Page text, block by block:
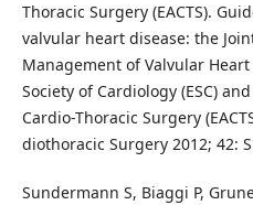
Thoracic Surgery (EACTS).
valvular heart disease: the
Management of Valvular
Society of Cardiology (ESC)
Cardio-Thoracic Surgery
diothoracic Surgery 2012; 42:
Sundermann S, Biaggi P,